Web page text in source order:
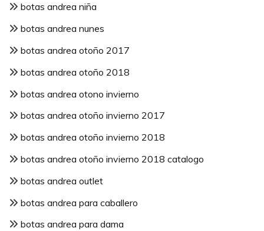
botas andrea niña
botas andrea nunes
botas andrea otoño 2017
botas andrea otoño 2018
botas andrea otono invierno
botas andrea otoño invierno 2017
botas andrea otoño invierno 2018
botas andrea otoño invierno 2018 catalogo
botas andrea outlet
botas andrea para caballero
botas andrea para dama